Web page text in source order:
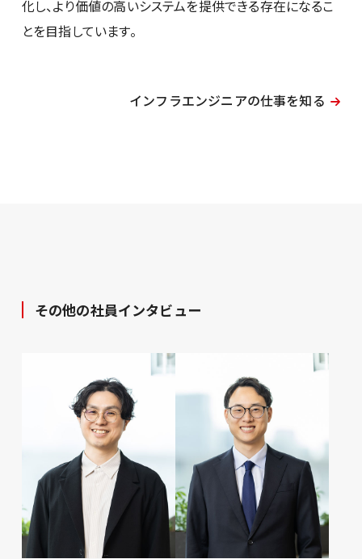
化し、より価値の高いシステムを提供できる存在になるこ
とを目指しています。
インフラエンジニアの仕事を知る
その他の社員インタビュー